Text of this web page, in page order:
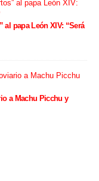
al papa León XIV: “Será
a Machu Picchu y